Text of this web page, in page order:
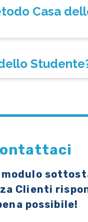
Casa
modulo
Clienti
possibile!